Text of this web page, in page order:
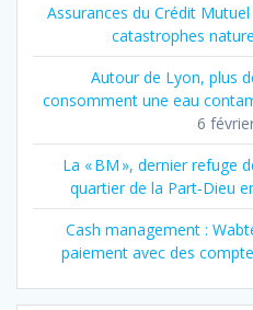
Assurances du Crédit
catastrophes
Autour de Lyon, plus
consomment une eau
6
La « BM », dernier refuge
quartier de la Part‐Dieu
Cash management :
paiement avec des